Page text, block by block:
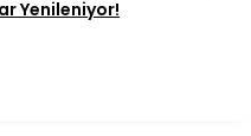
Yenileniyor!